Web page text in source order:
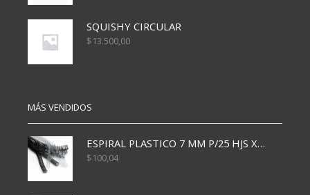
SQUISHY CIRCULAR
$13.500,00
MÁS VENDIDOS
ESPIRAL PLASTICO 7 MM P/25 HJS X50x3000
$100,04